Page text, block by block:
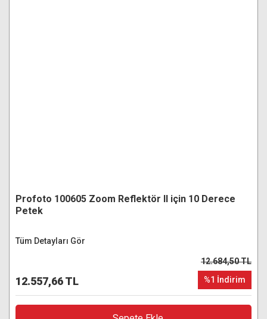
Profoto 100605 Zoom Reflektör II için 10 Derece
Petek
Tüm Detayları Gör
12.557,66 TL
12.684,50 TL
%1 İndirim